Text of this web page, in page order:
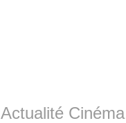
Actualité Cinéma